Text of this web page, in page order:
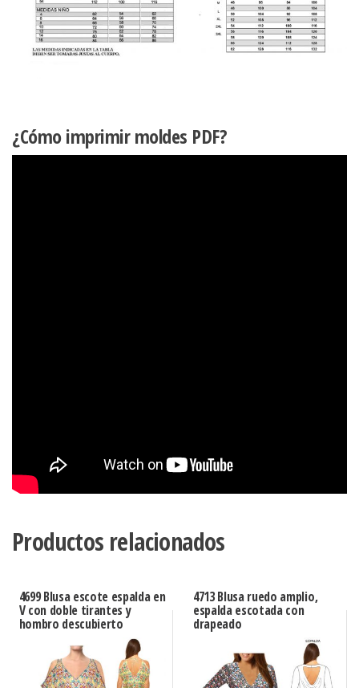
¿Cómo imprimir moldes PDF?
Productos relacionados
4699 Blusa escote espalda en
V con doble tirantes y
hombro descubierto
4713 Blusa ruedo amplio,
espalda escotada con
drapeado